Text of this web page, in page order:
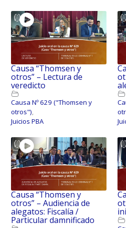
Causa “Thomsen y
otros” – Lectura de
veredicto
Causa Nº 629 ("Thomsen y
otros"),
Juicios PBA
Causa “Thomsen y
otros” – Audiencia de
alegatos: Fiscalía /
Particular damnificado